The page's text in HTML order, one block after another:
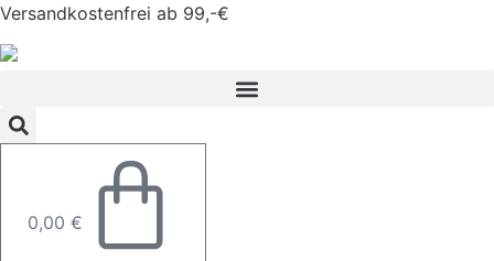
Zum
Inhalt
springen
Versandkostenfrei ab 99,-€
0,00 €